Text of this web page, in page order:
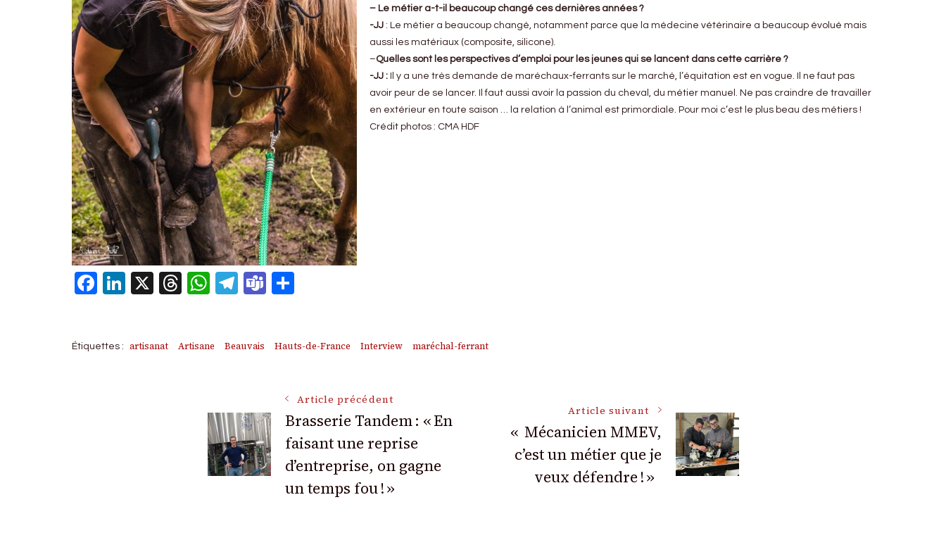
– Le métier a-t-il beaucoup changé ces dernières années ?
-JJ : Le métier a beaucoup changé, notamment parce que la médecine vétérinaire a beaucoup évolué mais
aussi les matériaux (composite, silicone).
–Quelles sont les perspectives d’emploi pour les jeunes qui se lancent dans cette carrière ?
-JJ :
Il y a une très demande de maréchaux-ferrants sur le marché, l’équitation est en vogue. Il ne faut pas
avoir peur de se lancer. Il faut aussi avoir la passion du cheval, du métier manuel. Ne pas craindre de travailler
en extérieur en toute saison … la relation à l’animal est primordiale. Pour moi c’est le plus beau des métiers !
Crédit photos : CMA HDF
Facebook
LinkedIn
X Threads
WhatsApp
Telegram
Teams
Étiquettes : artisanat Artisane Beauvais Hauts-de-France Interview maréchal-ferrant
Navigation
des
articles
Article précédent
Brasserie Tandem : « En
faisant une reprise
d’entreprise, on gagne
un temps fou ! »
Article suivant
« Mécanicien MMEV,
c’est un métier que je
veux défendre ! »